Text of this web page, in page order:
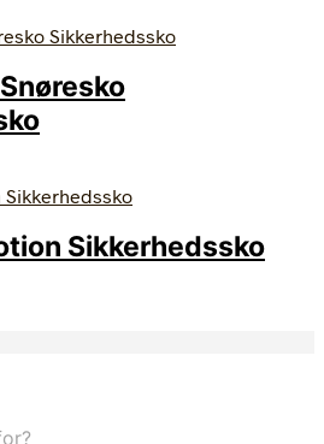
Sikkerhedssko